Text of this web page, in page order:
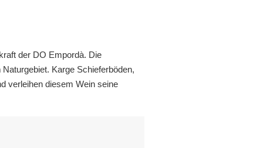
der DO Empordà. Die
Karge Schieferböden,
verleihen diesem Wein seine